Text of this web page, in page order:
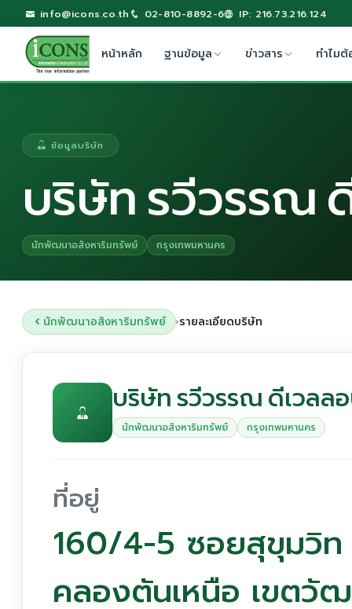
info@icons.co.th 02-810-8892-6 IP: 216.73.216.124
หน้าหลัก ฐานข้อมูล ข่าวสาร ทำไมต้
ข้อมูลบริษัท
บริษัท รวีวรรณ
นักพัฒนาอสังหาริมทรัพย์ กรุงเทพมหานคร
นักพัฒนาอสังหาริมทรัพย์ ›รายละเอียดบริษัท
บริษัท รวีวรรณ ดีเวลล
นักพัฒนาอสังหาริมทรัพย์ กรุงเทพมหานคร
ที่อยู่
160/4-5 ซอยสุขุมวิ
คลองตันเหนือ เขตวั